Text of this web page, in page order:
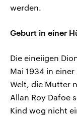
werden.
Geburt in einer
Die eineiigen
Mai 1934 in
Welt, die Mutter
Allan Roy Dafoe
Kind wog nicht